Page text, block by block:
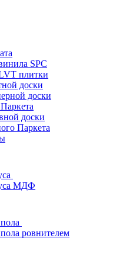
SPC
плитки
доски
доски
доски
Паркета
МДФ
ровнителем